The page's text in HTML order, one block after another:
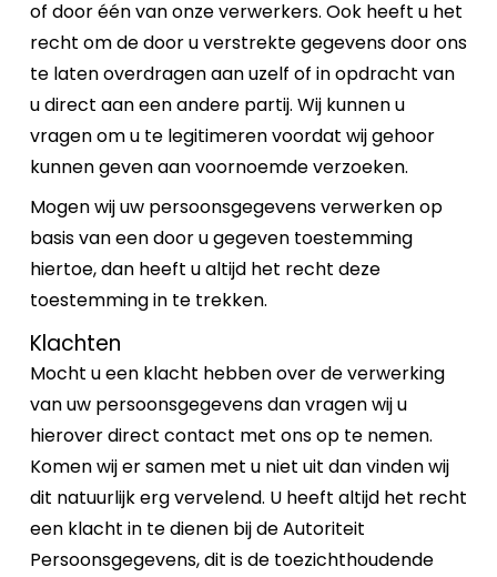
of door één van onze verwerkers. Ook heeft u het
recht om de door u verstrekte gegevens door ons
te laten overdragen aan uzelf of in opdracht van
u direct aan een andere partij. Wij kunnen u
vragen om u te legitimeren voordat wij gehoor
kunnen geven aan voornoemde verzoeken.
Mogen wij uw persoonsgegevens verwerken op
basis van een door u gegeven toestemming
hiertoe, dan heeft u altijd het recht deze
toestemming in te trekken.
Klachten
Mocht u een klacht hebben over de verwerking
van uw persoonsgegevens dan vragen wij u
hierover direct contact met ons op te nemen.
Komen wij er samen met u niet uit dan vinden wij
dit natuurlijk erg vervelend. U heeft altijd het recht
een klacht in te dienen bij de Autoriteit
Persoonsgegevens, dit is de toezichthoudende